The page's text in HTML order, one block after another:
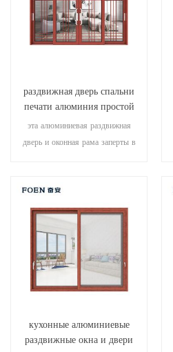
архитектурных потребностей.
раздвижная дверь спальни
печати алюминия простой
конструкции деревянная
эта алюминиевая раздвижная
дверь и оконная рама заперты в
герметичность и безопасность.
различные типы дверей для
архитектурных потребностей.
кухонные алюминиевые
раздвижные окна и двери